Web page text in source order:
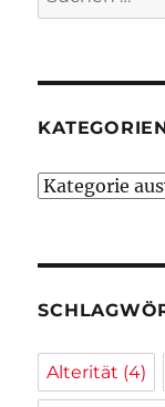
nach:
Kategorien
Alterität (4)